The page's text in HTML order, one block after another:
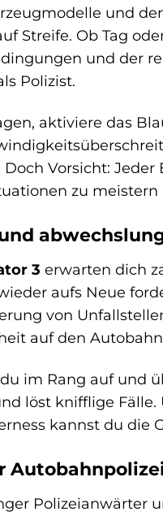
und
Streife. Ob Tag
und der
Polizist.
aktiviere das
Vorsicht:
zu
3 erwarten dich
aufs Neue
von
auf den
im Rang auf
löst knifflige
kannst du
Polizeianwärter